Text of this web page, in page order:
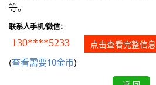
等。
联系人手机/微信：
130****5233 点击查看完整信息
(查看需要10金币)